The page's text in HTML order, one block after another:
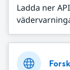
Ladda ner